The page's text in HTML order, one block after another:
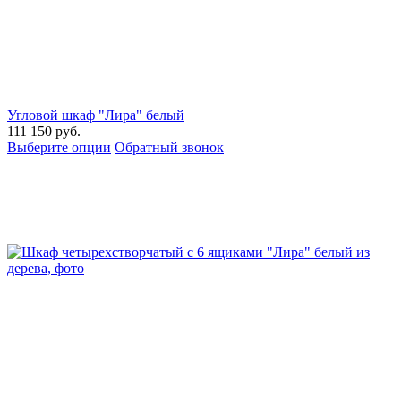
Угловой шкаф "Лира" белый
111 150 руб.
Выберите опции Обратный звонок